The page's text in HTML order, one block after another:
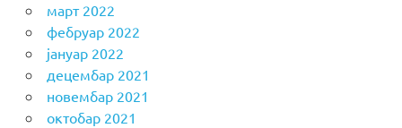
март 2022
фебруар 2022
јануар 2022
децембар 2021
новембар 2021
октобар 2021